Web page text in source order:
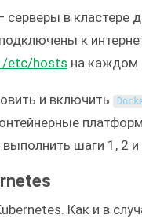
серверы в
к
/etc/hosts на каждом
и включить
шаги 1, 2
Как и в